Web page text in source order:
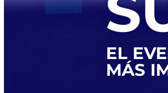
EL
MÁS